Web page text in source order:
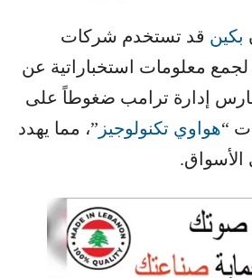
بكين ​ قد تستخدم شركات
لجمع معلومات استخباراتية عن
إدارة ترامب ضغوطاً على
“​هواوي تكنولوجيز ​”، مما يهدد